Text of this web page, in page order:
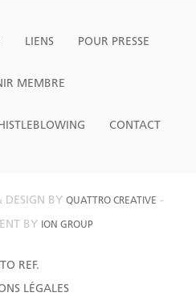
LIENS POUR PRESSE
MEMBRE
CONTACT
BY QUATTRO CREATIVE -
BY
ION GROUP
REF.
LÉGALES